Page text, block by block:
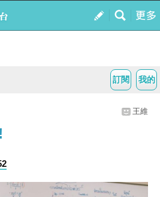
我的
訂閱
王維